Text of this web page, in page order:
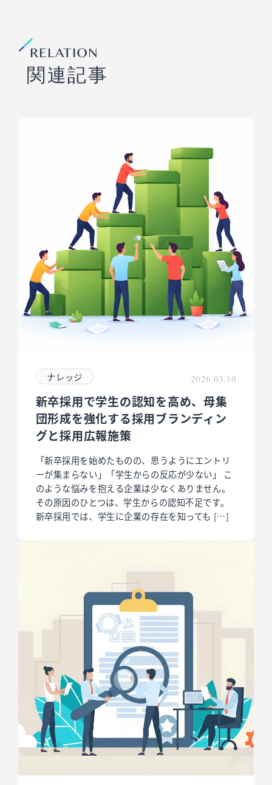
RELATION
関連記事
ナレッジ 2026.03.30
新卒採用で学生の認知を高め、母集
団形成を強化する採用ブランディン
グと採用広報施策
「新卒採用を始めたものの、思うようにエントリ
ーが集まらない」「学生からの反応が少ない」 こ
のような悩みを抱える企業は少なくありません。
その原因のひとつは、学生からの認知不足です。
新卒採用では、学生に企業の存在を知っても […]